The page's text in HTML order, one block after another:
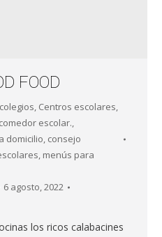
FOOD
, Centros escolares,
comedor escolar.,
domicilio, consejo
, menús para
6 agosto, 2022
los ricos calabacines